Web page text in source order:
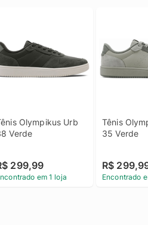
Olympikus Urb
Verde
299,99
em 1 loja
Tênis
35 Verde
R$
Encontrado